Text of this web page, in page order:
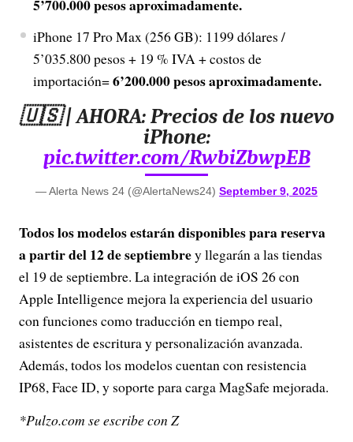
5’700.000 pesos aproximadamente.
iPhone 17 Pro Max (256 GB): 1199 dólares /
5’035.800 pesos + 19 % IVA + costos de
importación=6’200.000 pesos aproximadamente.
🇺🇸 | AHORA: Precios de los nuevo
iPhone:
pic.twitter.com/RwbiZbwpEB
— Alerta News 24 (@AlertaNews24) September 9, 2025
Todos los modelos estarán disponibles para reserva
a partir del 12 de septiembrey llegarán a las tiendas
el 19 de septiembre. La integración de iOS 26 con
Apple Intelligence mejora la experiencia del usuario
con funciones como traducción en tiempo real,
asistentes de escritura y personalización avanzada.
Además, todos los modelos cuentan con resistencia
IP68, Face ID, y soporte para carga MagSafe mejorada.
*Pulzo.com se escribe con Z